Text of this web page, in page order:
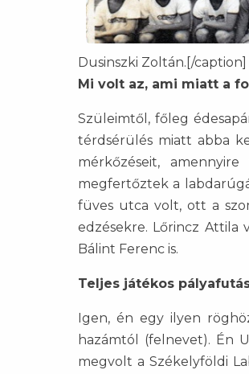
Dusinszki Zoltán.[/caption]
Mi volt az, ami miatt a
Szüleimtől, főleg
térdsérülés miatt abba
mérkőzéseit,
megfertőztek a
füves utca volt, ott a
edzésekre. Lőrincz Attila
Bálint Ferenc is.
Teljes játékos
Igen, én egy ilyen
hazámtól (felnevet). Én
megvolt a Székelyföldi